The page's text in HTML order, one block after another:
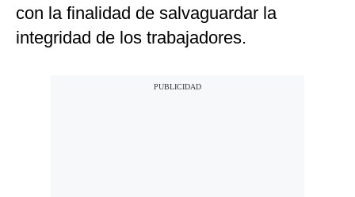
con la finalidad de salvaguardar la
integridad de los trabajadores.